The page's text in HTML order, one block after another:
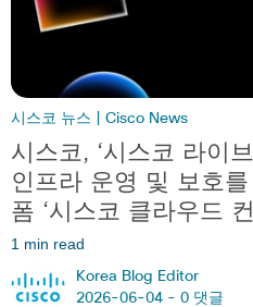
시스코 뉴스 | Cisco News
시스코, ‘시스코 라이
인프라 운영 및 보호
폼 ‘시스코 클라우드
1 min read
Korea Blog Editor
2026-06-04 - 0 댓글